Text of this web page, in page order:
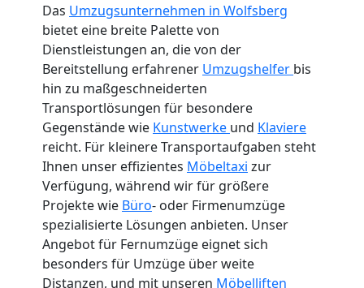
Das Umzugsunternehmen in Wolfsberg
bietet eine breite Palette von
Dienstleistungen an, die von der
Bereitstellung erfahrener Umzugshelfer bis
hin zu maßgeschneiderten
Transportlösungen für besondere
Gegenstände wie Kunstwerke und Klaviere
reicht. Für kleinere Transportaufgaben steht
Ihnen unser effizientes Möbeltaxi zur
Verfügung, während wir für größere
Projekte wie Büro- oder Firmenumzüge
spezialisierte Lösungen anbieten. Unser
Angebot für Fernumzüge eignet sich
besonders für Umzüge über weite
Distanzen, und mit unseren Möbelliften